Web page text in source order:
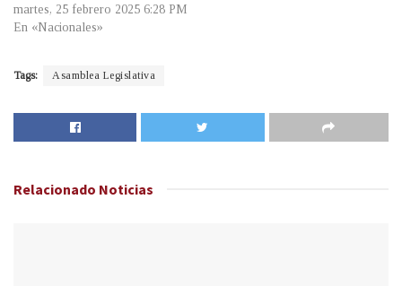
martes, 25 febrero 2025 6:28 PM
En «Nacionales»
Tags: Asamblea Legislativa
Relacionado Noticias